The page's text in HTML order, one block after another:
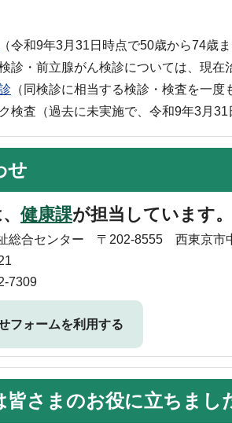
（令和9年3月31日時点で50歳から74歳
診・前立腺がん検診については、現在
（同検診に相当する検診・検査を一度
検査（過去に未実施で、令和9年3月31
せ
健康課が担当しています。
総合センター 〒202-8555 西東京市
7309
フォームを利用する
皆さまのお役に立ちまし